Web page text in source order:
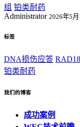
组 铂类耐药
Administrator 2026年5月
标签
DNA损伤应答
铂类耐药
我们的博客
成功案例